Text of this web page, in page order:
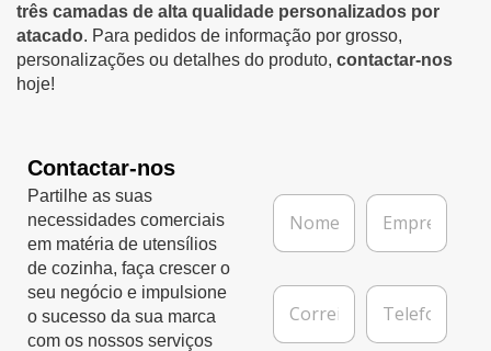
três camadas de alta qualidade personalizados por
atacado. Para pedidos de informação por grosso,
personalizações ou detalhes do produto, contactar-nos
hoje!
Contactar-nos
Partilhe as suas
necessidades comerciais
em matéria de utensílios
de cozinha, faça crescer o
seu negócio e impulsione
o sucesso da sua marca
com os nossos serviços
N
m
*
E
p
e
C
r
T
l